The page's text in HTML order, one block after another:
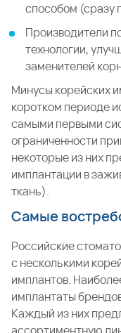
способом (сразу
Производители
технологии,
заменителей
Минусы корейских
коротком периоде
самыми первыми
ограниченности
некоторые из них
имплантации в
ткань).
Самые
Российские
с несколькими
имплантов.
имплантаты
Каждый из них